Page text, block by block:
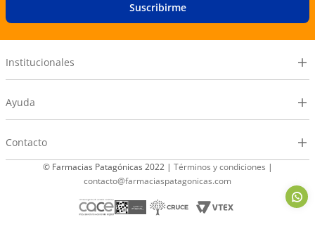
Suscribirme
Institucionales
Ayuda
Contacto
© Farmacias Patagónicas 2022 | Términos y condiciones |
contacto@farmaciaspatagonicas.com